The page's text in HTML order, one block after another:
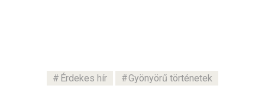
Érdekes hír Gyönyörű történetek